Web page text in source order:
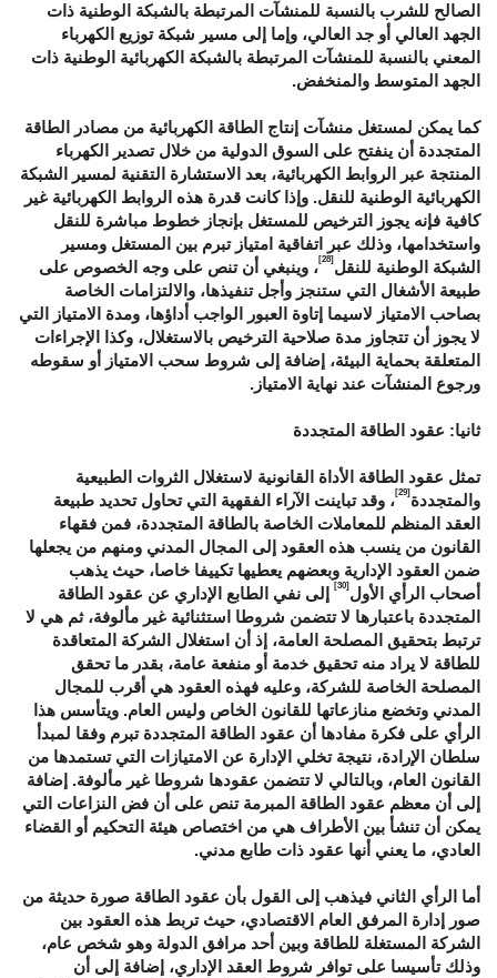
الصالح للشرب بالنسبة للمنشآت المرتبطة بالشبكة الوطنية ذات
الجهد العالي أو جد العالي، وإما إلى مسير شبكة توزيع الكهرباء
المعني بالنسبة للمنشآت المرتبطة بالشبكة الكهربائية الوطنية ذات
الجهد المتوسط والمنخفض.
كما يمكن لمستغل منشآت إنتاج الطاقة الكهربائية من مصادر الطاقة
المتجددة أن ينفتح على السوق الدولية من خلال تصدير الكهرباء
المنتجة عبر الروابط الكهربائية، بعد الاستشارة التقنية لمسير الشبكة
الكهربائية الوطنية للنقل. وإذا كانت قدرة هذه الروابط الكهربائية غير
كافية فإنه يجوز الترخيص للمستغل بإنجاز خطوط مباشرة للنقل
واستخدامها، وذلك عبر اتفاقية امتياز تبرم بين المستغل ومسير
الشبكة الوطنية للنقل[28]، وينبغي أن تنص على وجه الخصوص على
طبيعة الأشغال التي ستنجز وأجل تنفيذها، والالتزامات الخاصة
بصاحب الامتياز لاسيما إتاوة العبور الواجب أداؤها، ومدة الامتياز التي
لا يجوز أن تتجاوز مدة صلاحية الترخيص بالاستغلال، وكذا الإجراءات
المتعلقة بحماية البيئة، إضافة إلى شروط سحب الامتياز أو سقوطه
ورجوع المنشآت عند نهاية الامتياز.
ثانيا: عقود الطاقة المتجددة
تمثل عقود الطاقة الأداة القانونية لاستغلال الثروات الطبيعية
والمتجددة[29]، وقد تباينت الآراء الفقهية التي تحاول تحديد طبيعة
العقد المنظم للمعاملات الخاصة بالطاقة المتجددة، فمن فقهاء
القانون من ينسب هذه العقود إلى المجال المدني ومنهم من يجعلها
ضمن العقود الإدارية وبعضهم يعطيها تكييفا خاصا، حيث يذهب
أصحاب الرأي الأول[30]
إلى نفي الطابع الإداري عن عقود الطاقة
المتجددة باعتبارها لا تتضمن شروطا استثنائية غير مألوفة، ثم هي لا
ترتبط بتحقيق المصلحة العامة، إذ أن استغلال الشركة المتعاقدة
للطاقة لا يراد منه تحقيق خدمة أو منفعة عامة، بقدر ما تحقق
المصلحة الخاصة للشركة، وعليه فهذه العقود هي أقرب للمجال
المدني وتخضع منازعاتها للقانون الخاص وليس العام. ويتأسس هذا
الرأي على فكرة مفادها أن عقود الطاقة المتجددة تبرم وفقا لمبدأ
سلطان الإرادة، نتيجة تخلي الإدارة عن الامتيازات التي تستمدها من
القانون العام، وبالتالي لا تتضمن عقودها شروطا غير مألوفة. إضافة
إلى أن معظم عقود الطاقة المبرمة تنص على أن فض النزاعات التي
يمكن أن تنشأ بين الأطراف هي من اختصاص هيئة التحكيم أو القضاء
العادي، ما يعني أنها عقود ذات طابع مدني.
أما الرأي الثاني فيذهب إلى القول بأن عقود الطاقة صورة حديثة من
صور إدارة المرفق العام الاقتصادي، حيث تربط هذه العقود بين
الشركة المستغلة للطاقة وبين أحد مرافق الدولة وهو شخص عام،
وذلك تأسيسا على توافر شروط العقد الإداري، إضافة إلى أن